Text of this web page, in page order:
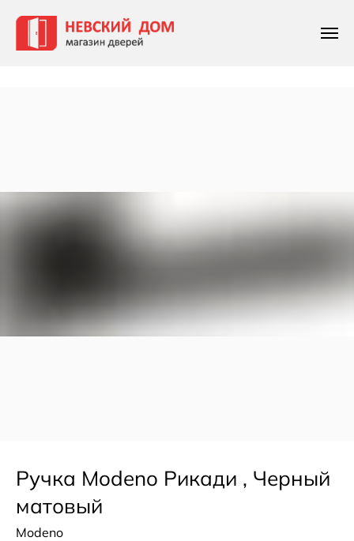
Ручка Modeno Рикади , Черный
матовый
Modeno